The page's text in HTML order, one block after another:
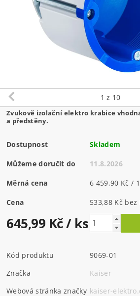
1 z 10
Zvukově izolační elektro krabice
a předstěny.
Dostupnost Skladem
Můžeme doručit do 11.8.2026
Měrná cena 6 459,90 Kč /
Cena 533,88
645,99 Kč/ ks
Kód produktu
9069-01
Značka
Kaiser
Webová stránka značky kaiser-